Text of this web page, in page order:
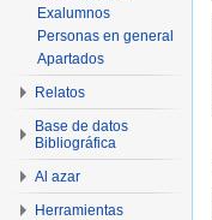
Exalumnos
Personas en general
Apartados
Relatos
Base de datos
Bibliográfica
Al azar
Herramientas